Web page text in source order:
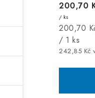
242,85 Kč
200,70
/ ks
Měrná
cena:
200,70
/ 1 ks